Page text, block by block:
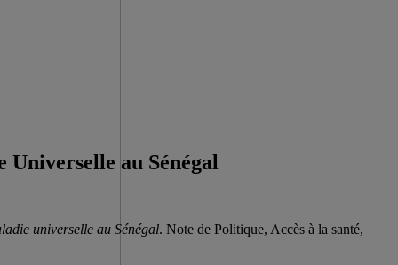
au Sénégal
universelle au Sénégal. Note de Politique, Accès à la santé,